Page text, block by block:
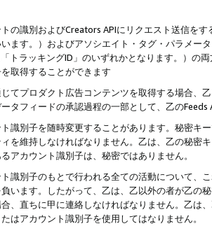
の識別およびCreators APIにリクエスト送信を
います。）およびアソシエイト・タグ・パラメー
トラッキングID」のいずれかとなります。）の
取得することができます
てプロダクト広告コンテンツを取得する場合、
タフィードの承認過程の一部として、乙の
識別子を随時変更することがあります。秘密キ
を維持しなければなりません。乙は、乙の秘密
アカウント識別子は、秘密ではありません。
識別子のもとで行われる全ての活動について、
います。したがって、乙は、乙以外の者が乙の
、直ちに甲に連絡しなければなりません。乙は
はアカウント識別子を使用してはなりません。